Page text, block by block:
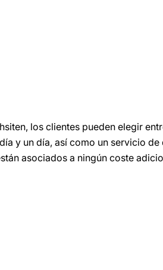
los clientes pueden elegir
y un día, así como un servicio de
asociados a ningún coste